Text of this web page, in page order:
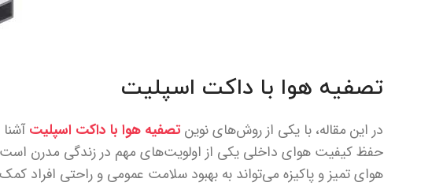
تصفیه هوا با داکت اسپلیت
در این مقاله، با یکی از روش‌های نوین تصفیه هوا با داکت اسپلیت
حفظ کیفیت هوای داخلی یکی از اولویت‌های مهم در زندگی مدرن
هوای تمیز و پاکیزه می‌تواند به بهبود سلامت عمومی و راحتی افراد